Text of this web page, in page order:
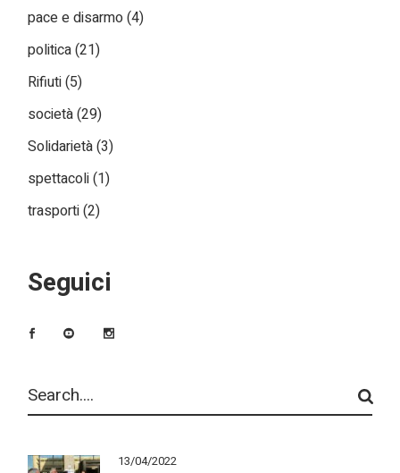
pace e disarmo(4)
politica(21)
Rifiuti(5)
società(29)
Solidarietà(3)
spettacoli(1)
trasporti(2)
Seguici
13/04/2022